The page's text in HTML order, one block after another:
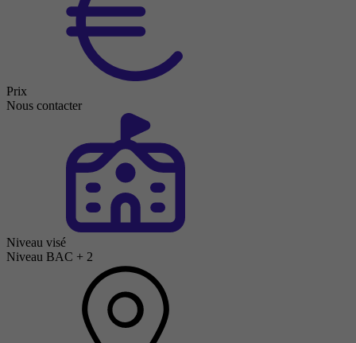
Prix
Nous contacter
Niveau visé
Niveau BAC + 2